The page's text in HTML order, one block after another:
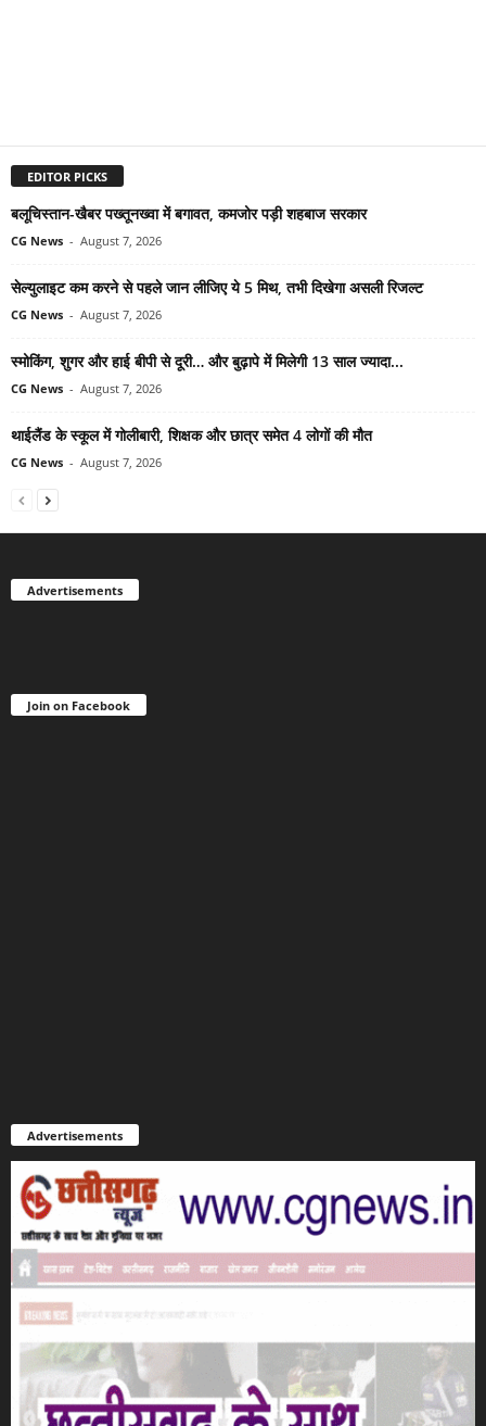
EDITOR PICKS
बलूचिस्तान-खैबर पख्तूनख्वा में बगावत, कमजोर पड़ी शहबाज सरकार
CG News - August 7, 2026
सेल्युलाइट कम करने से पहले जान लीजिए ये 5 मिथ, तभी दिखेगा असली रिजल्ट
CG News - August 7, 2026
स्मोकिंग, शुगर और हाई बीपी से दूरी… और बुढ़ापे में मिलेगी 13 साल ज्यादा...
CG News - August 7, 2026
थाईलैंड के स्कूल में गोलीबारी, शिक्षक और छात्र समेत 4 लोगों की मौत
CG News - August 7, 2026
Advertisements
Join on Facebook
Advertisements